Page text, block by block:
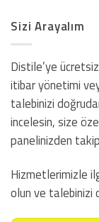
Sizi Arayalım
Distile’ye
itibar yönetimi
talebinizi
incelesin, size
panelinizden
Hizmetlerimizle
olun ve talebinizi